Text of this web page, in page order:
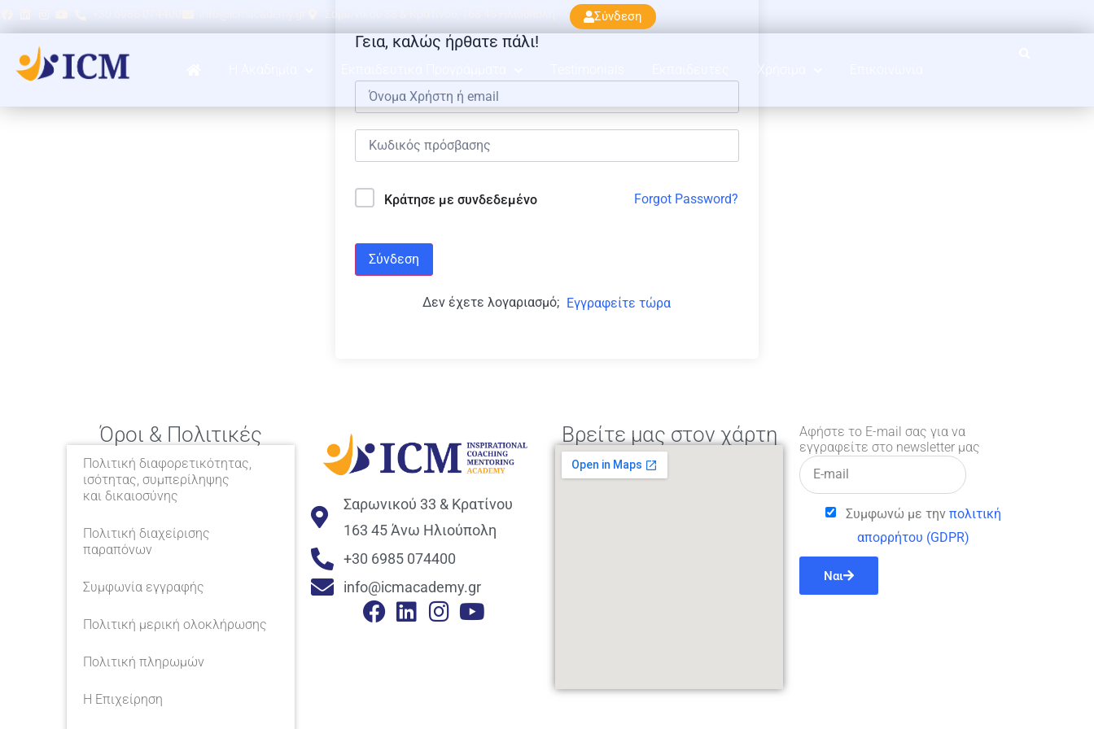
Σύνδεση
Χρήσιμα
Γεια, καλώς ήρθατε πάλι!
Κράτησε με συνδεδεμένο Forgot Password?
Σύνδεση
Δεν έχετε λογαριασμό; Εγγραφείτε τώρα
Όροι & Πολιτικές
Πολιτική διαφορετικότητας,
ισότητας, συμπερίληψης
και δικαιοσύνης
Πολιτική διαχείρισης
παραπόνων
Συμφωνία εγγραφής
Πολιτική μερική ολοκλήρωσης
Πολιτική πληρωμών
Η Επιχείρηση
Σαρωνικού 33 & Κρατίνου
163 45 Άνω Ηλιούπολη
+30 6985 074400
info@icmacademy.gr
Βρείτε μας στον χάρτη
Αφήστε το E-mail σας για να
εγγραφείτε στο newsletter μας
Συμφωνώ με την πολιτική
απορρήτου (GDPR)
Ναι